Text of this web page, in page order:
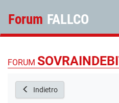
Forum FALLCO
FORUM
Indietro